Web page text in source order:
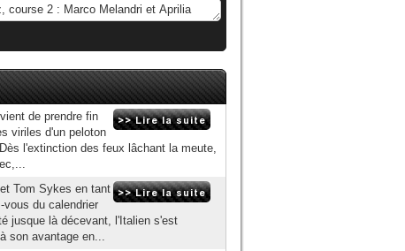
de prendre fin
viriles d'un peloton
l'extinction des feux lâchant la meute,
Tom Sykes en tant
vous du calendrier
jusque là décevant, l'Italien s'est
son avantage en...